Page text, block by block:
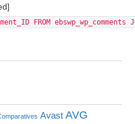
FROM
Avast AVG